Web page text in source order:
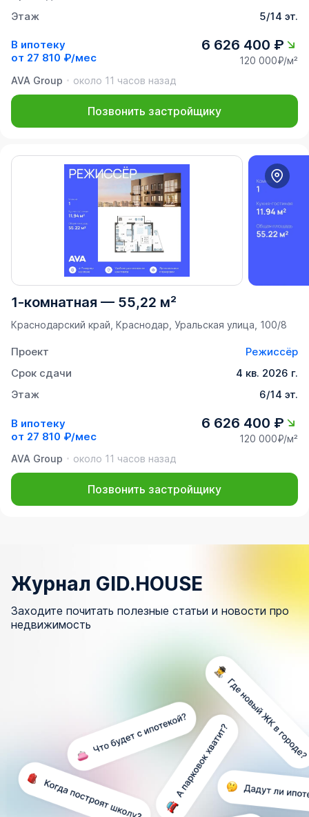
Этаж
5/14 эт.
В ипотеку
от 27 810 ₽/мес
6 626 400 ₽
120 000₽/м²
AVA Group
около 11 часов назад
Позвонить застройщику
1-комнатная — 55,22 м²
Краснодарский край, Краснодар, Уральская улица, 100/8
Проект
Режиссёр
Срок сдачи
4 кв. 2026 г.
Этаж
6/14 эт.
В ипотеку
от 27 810 ₽/мес
6 626 400 ₽
120 000₽/м²
AVA Group
около 11 часов назад
Позвонить застройщику
Журнал GID.HOUSE
Заходите почитать полезные статьи и новости про
недвижимость